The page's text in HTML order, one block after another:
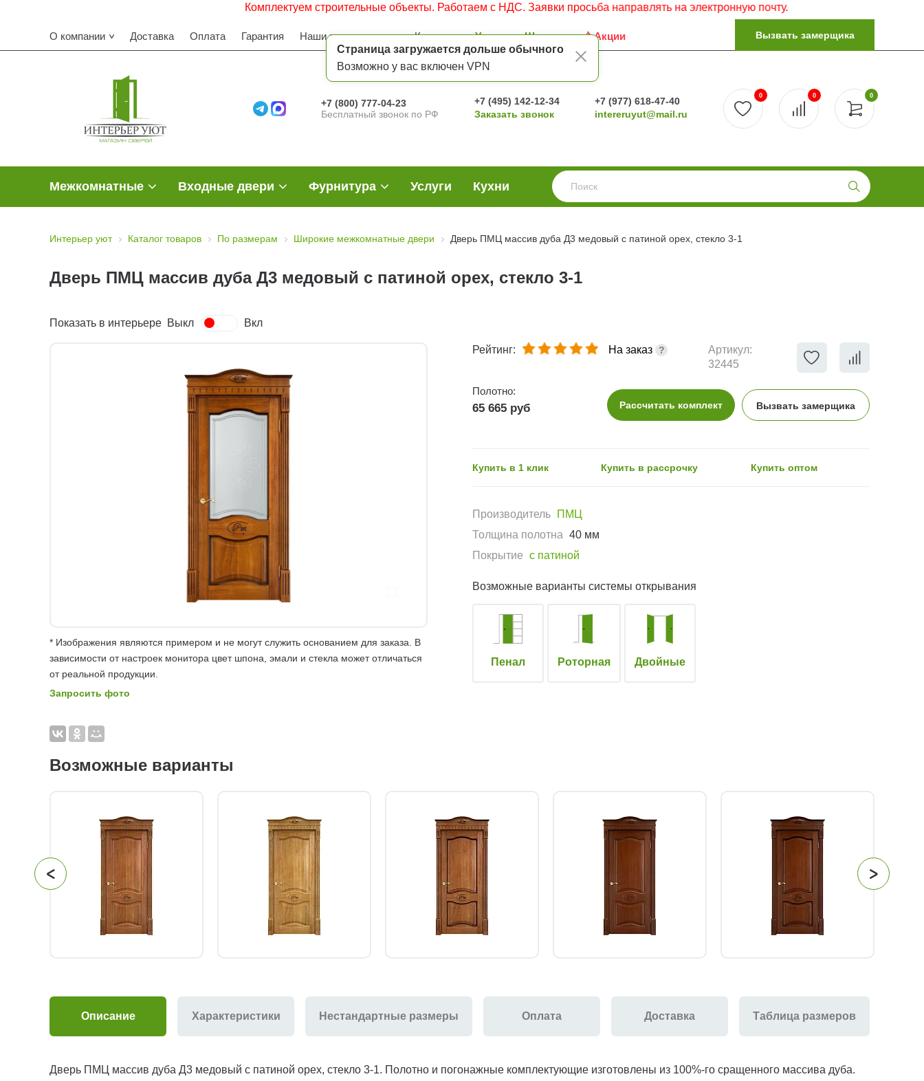
Страница загружается дольше обычного
Возможно у вас включен VPN
Комплектуем строительные объекты. Работаем с НДС. Заявки просьба направлять на электронную почту.
О компании Доставка Оплата Гарантия Наши преимущества Контакты Услуги Шоу-рум Акции Вызвать замерщика
+7 (800) 777-04-23
Бесплатный звонок по РФ
+7 (495) 142-12-34
Заказать звонок
+7 (977) 618-47-40
intereruyut@mail.ru
0
0 0
Межкомнатные Входные двери Фурнитура Услуги Кухни
Интерьер уют Каталог товаров По размерам Широкие межкомнатные двери Дверь ПМЦ массив дуба Д3 медовый с патиной орех, стекло 3-1
Дверь ПМЦ массив дуба Д3 медовый с патиной орех, стекло 3-1
Показать в интерьере Выкл Вкл
* Изображения являются примером и не могут служить основанием для заказа. В
зависимости от настроек монитора цвет шпона, эмали и стекла может отличаться
от реальной продукции.
Запросить фото
Рейтинг: На заказ
Артикул:
32445
Полотно:
65 665 руб Рассчитать комплект Вызвать замерщика
Купить в 1 клик Купить в рассрочку Купить оптом
Производитель
ПМЦ
Толщина полотна 40 мм
Покрытие с патиной
Возможные варианты системы открывания
Пенал Роторная Двойные
Возможные варианты
Описание Характеристики Нестандартные размеры Оплата Доставка Таблица размеров
Дверь ПМЦ массив дуба Д3 медовый с патиной орех, стекло 3-1. Полотно и погонажные комплектующие изготовлены из 100%-го сращенного массива дуба.